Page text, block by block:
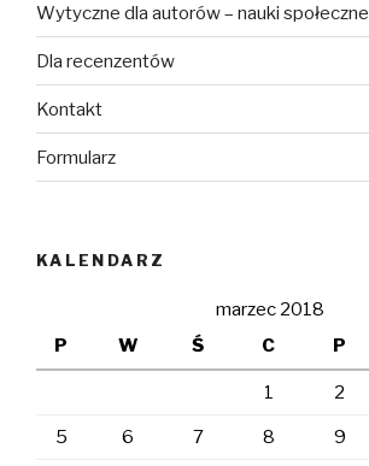
Wytyczne dla autorów – nauki społeczne
Dla recenzentów
Kontakt
Formularz
KALENDARZ
marzec 2018
P
W Ś C P
1 2
5 6 7 8 9